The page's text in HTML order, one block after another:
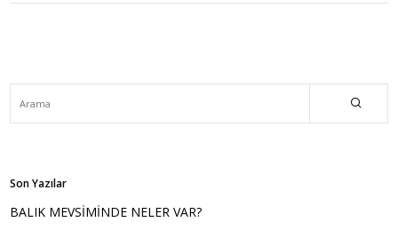
Son Yazılar
BALIK MEVSİMİNDE NELER VAR?